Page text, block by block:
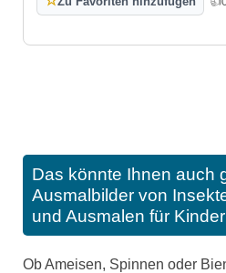
Das könnte Ihnen auch
Ausmalbilder von
und Ausmalen für Kinder
Ob Ameisen, Spinnen oder